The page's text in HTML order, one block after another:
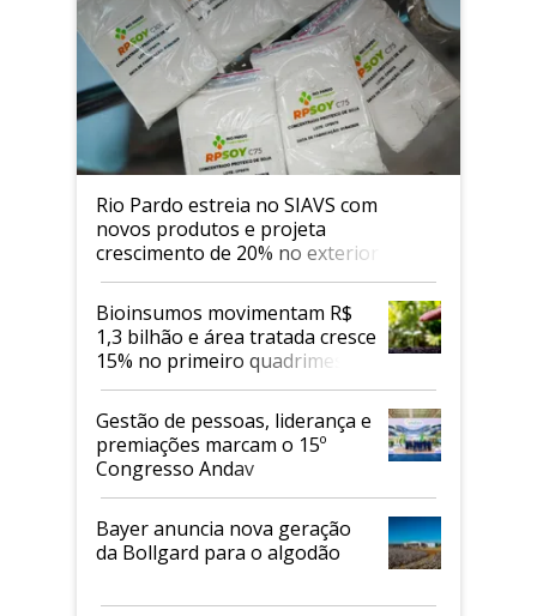
Rio Pardo estreia no SIAVS com
novos produtos e projeta
crescimento de 20% no exterior
Bioinsumos movimentam R$
1,3 bilhão e área tratada cresce
15% no primeiro quadrimestre
de 2026
Gestão de pessoas, liderança e
premiações marcam o 15º
Congresso Andav
Bayer anuncia nova geração
da Bollgard para o algodão